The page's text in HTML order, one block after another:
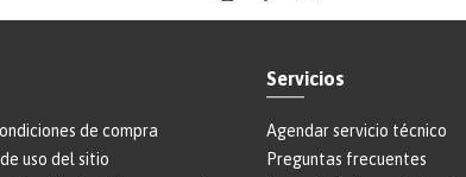
018000-51-69-39
Formulario web
Correo electrónico
Lineadeintegridad@haceb.com
de compra
uso del sitio
Servicios
Agendar servicio técnico
Preguntas frecuentes